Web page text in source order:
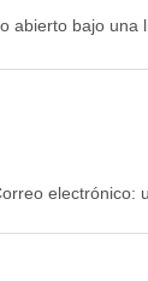
abierto bajo una
electrónico: